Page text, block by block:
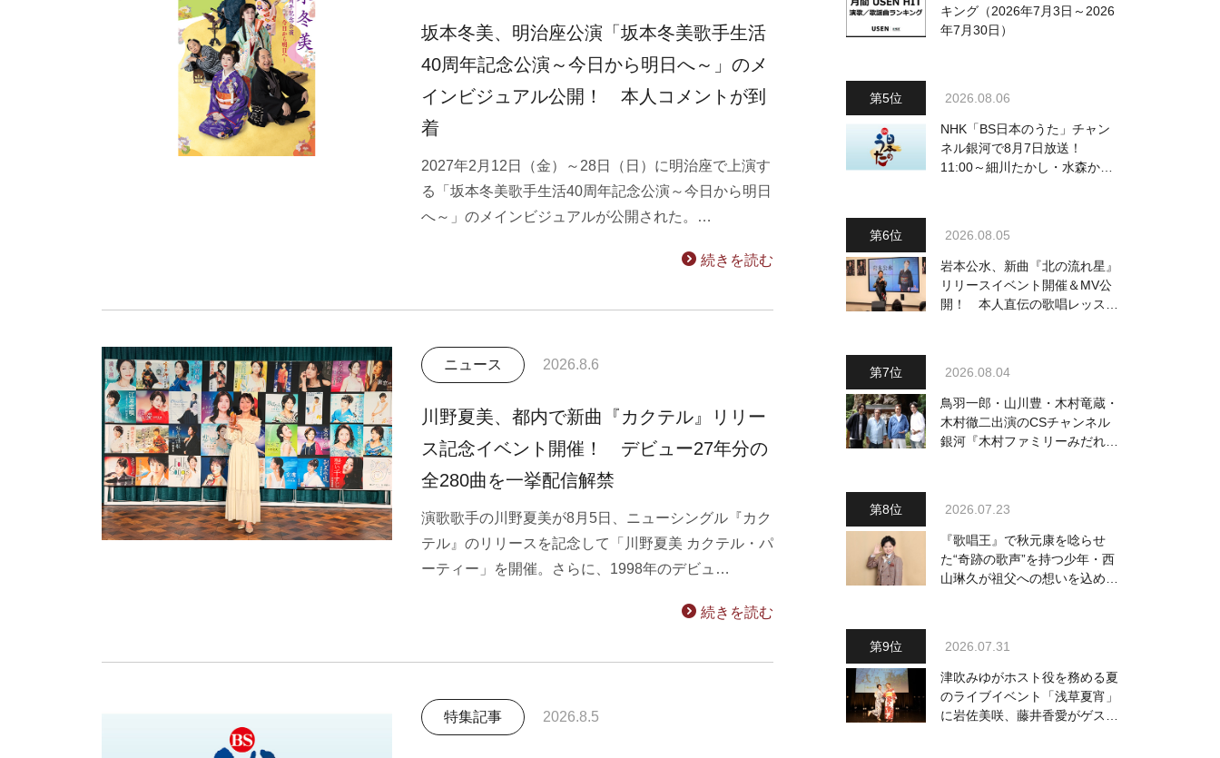
坂本冬美、明治座公演「坂本冬美歌手生活
40周年記念公演～今日から明日へ～」のメ
インビジュアル公開！ 本人コメントが到
着
2027年2月12日（金）～28日（日）に明治座で上演す
る「坂本冬美歌手生活40周年記念公演～今日から明日
へ～」のメインビジュアルが公開された。…
続きを読む
ニュース 2026.8.6
川野夏美、都内で新曲『カクテル』リリー
ス記念イベント開催！ デビュー27年分の
全280曲を一挙配信解禁
演歌歌手の川野夏美が8月5日、ニューシングル『カク
テル』のリリースを記念して「川野夏美 カクテル・パ
ーティー」を開催。さらに、1998年のデビュ…
続きを読む
特集記事 2026.8.5
キング（2026年7月3日～2026
年7月30日）
2026.08.06
NHK「BS日本のうた」チャン
ネル銀河で8月7日放送！
11:00～細川たかし・水森かお
2026.08.05
岩本公水、新曲『北の流れ星』
リリースイベント開催＆MV公
開！ 本人直伝の歌唱レッスン
2026.08.04
鳥羽一郎・山川豊・木村竜蔵・
木村徹二出演のCSチャンネル
銀河『木村ファミリーみだれ旅
2026.07.23
『歌唱王』で秋元康を唸らせ
た“奇跡の歌声”を持つ少年・西
山琳久が祖父への想いを込めた
いちゃんとの絆を歌った曲を聴
いてください！」
2026.07.31
津吹みゆがホスト役を務める夏
のライブイベント「浅草夏宵」
に岩佐美咲、藤井香愛がゲスト